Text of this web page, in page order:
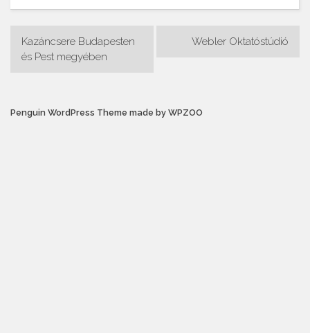
Bejegyzés
navigáció
Kazáncsere Budapesten
és Pest megyében
Webler Oktatóstúdió
Penguin WordPress Theme made by WPZOO